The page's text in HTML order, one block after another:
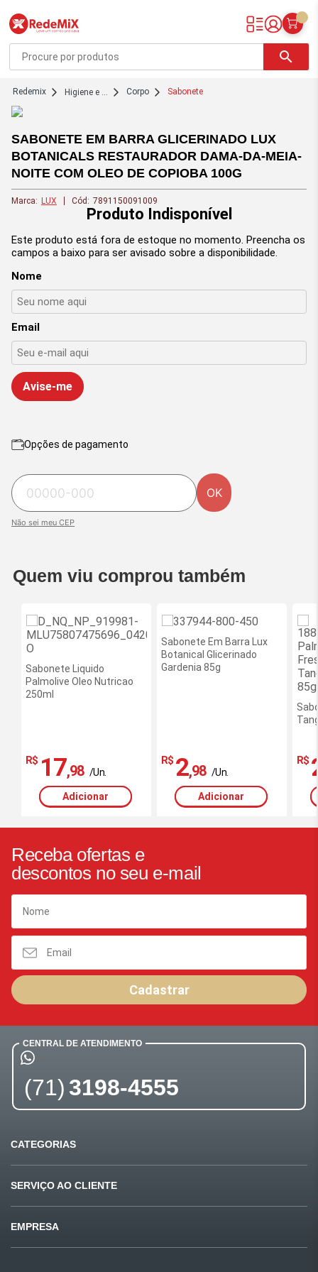
Redemix – Supermercado Online
search
redemix Higiene e ... Corpo Sabonete
SABONETE EM BARRA GLICERINADO LUX
BOTANICALS RESTAURADOR DAMA-DA-MEIA-
NOITE COM OLEO DE COPIOBA 100G
Marca: LUX Cód: 7891150091009
Produto Indisponível
Este produto está fora de estoque no momento. Preencha os
campos a baixo para ser avisado sobre a disponibilidade.
Nome
Email
Avise-me
Opções de pagamento
OK
Não sei meu CEP
Quem viu comprou também
Sabonete Liquido
Palmolive Oleo Nutricao
250ml
R$ 17,98 /Un.
Adicionar
Sabonete Em Barra Lux
Botanical Glicerinado
Gardenia 85g
R$ 2,98 /Un.
Adicionar
R$
Receba ofertas e
descontos no seu e-mail
Cadastrar
CENTRAL DE ATENDIMENTO
(71) 3198-4555
CATEGORIAS
Carnes
Mercearia
Pet Shop
Beleza
SERVIÇO AO CLIENTE
Sugestões e reclamações
Privacidade e segurança
EMPRESA